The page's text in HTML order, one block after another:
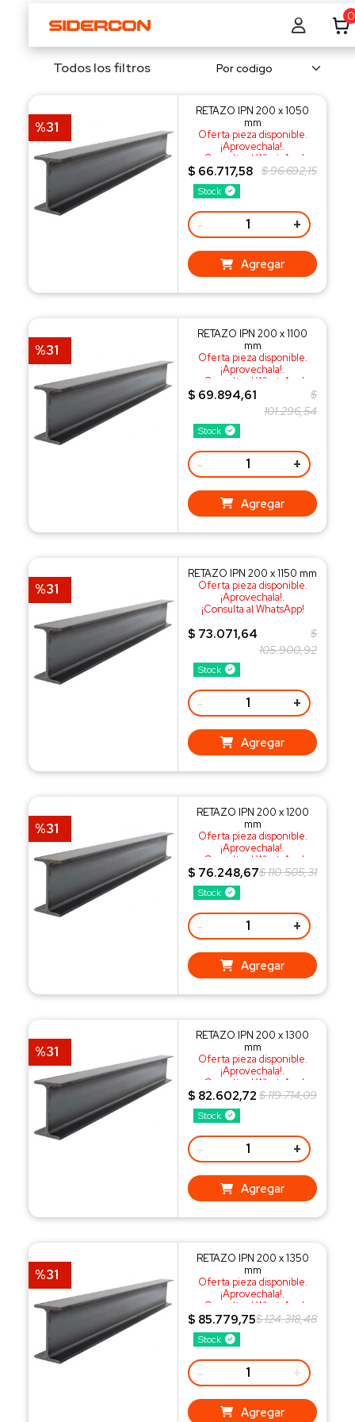
0
Todos los filtros
%31
Stock
RETAZO IPN 200 x 1050
mm
Oferta pieza disponible.
¡Aprovechala!.
¡Consulta al WhatsApp!
$ 66.717,58 $ 96.692,15
- +
Agregar
%31
Stock
RETAZO IPN 200 x 1100
mm
Oferta pieza disponible.
¡Aprovechala!.
¡Consulta al WhatsApp!
$ 69.894,61
$
101.296,54
- +
Agregar
%31
Stock
RETAZO IPN 200 x 1150 mm
Oferta pieza disponible.
¡Aprovechala!.
¡Consulta al WhatsApp!
$ 73.071,64
$
105.900,92
- +
Agregar
%31
Stock
RETAZO IPN 200 x 1200
mm
Oferta pieza disponible.
¡Aprovechala!.
¡Consulta al WhatsApp!
$ 76.248,67$ 110.505,31
- +
Agregar
%31
Stock
RETAZO IPN 200 x 1300
mm
Oferta pieza disponible.
¡Aprovechala!.
¡Consulta al WhatsApp!
$ 82.602,72 $ 119.714,09
- +
Agregar
%31
Stock
RETAZO IPN 200 x 1350
mm
Oferta pieza disponible.
¡Aprovechala!.
¡Consulta al WhatsApp!
$ 85.779,75$ 124.318,48
- +
Agregar